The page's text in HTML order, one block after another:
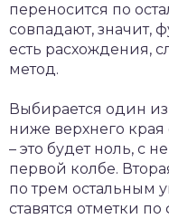
переносится по
совпадают, значит,
есть расхождения,
метод.
Выбирается один из
ниже верхнего края
– это будет ноль, с
первой колбе.
по трем остальным
ставятся отметки